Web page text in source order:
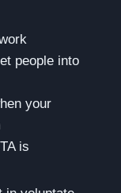
people into
your
is